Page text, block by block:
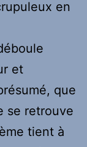
en
et
que
se retrouve
tient à